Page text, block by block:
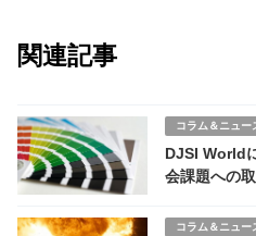
関連記事
コラム＆ニュー
DJSI World
会課題への
コラム＆ニュー